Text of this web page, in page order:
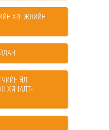
ХӨГЖЛИЙН
ҮЙЛ
ХЯНАЛТ-